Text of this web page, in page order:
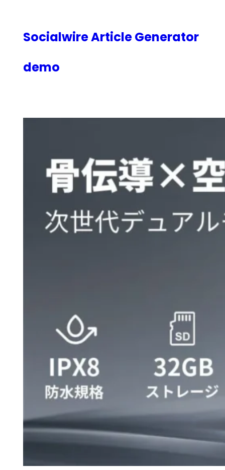
Socialwire Article Generator
demo